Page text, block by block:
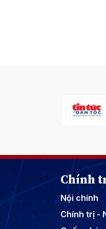
Chính
Nội chính
Chính trị -